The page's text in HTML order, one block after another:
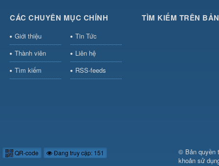
CÁC CHUYÊN MỤC CHÍNH
Giới thiệu
Tin Tức
Thành viên
Liên hệ
Tìm kiếm
RSS-feeds
TÌM KIẾM TRÊN
QR-code Đang truy cập: 151
© Bản quyền
khoản sử